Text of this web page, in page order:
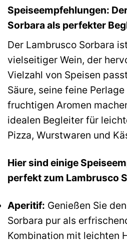
Speiseempfehlungen:
Sorbara als perfekter
Der Lambrusco Sorbara
vielseitiger Wein, der
Vielzahl von Speisen
Säure, seine feine
fruchtigen Aromen
idealen Begleiter für
Pizza, Wurstwaren und
Hier sind einige
perfekt zum Lambrusco
Aperitif: Genießen Sie
Sorbara pur als
Kombination mit leichten